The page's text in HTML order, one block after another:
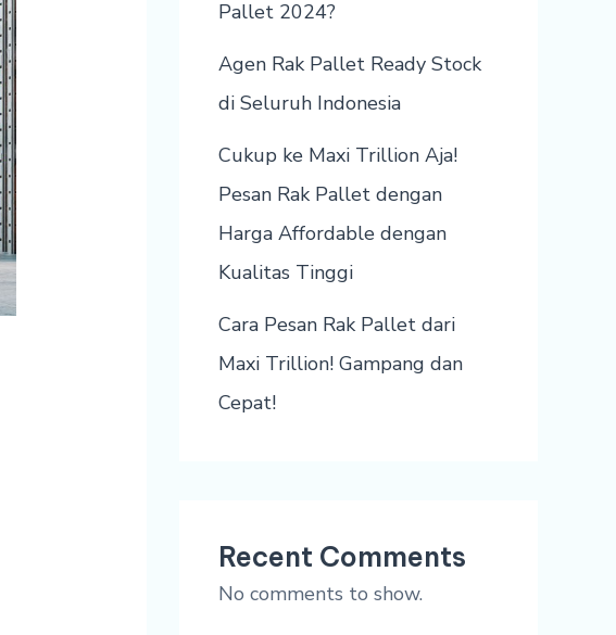
Pallet 2024?
Agen Rak Pallet Ready Stock
di Seluruh Indonesia
Cukup ke Maxi Trillion Aja!
Pesan Rak Pallet dengan
Harga Affordable dengan
Kualitas Tinggi
Cara Pesan Rak Pallet dari
Maxi Trillion! Gampang dan
Cepat!
Recent Comments
No comments to show.